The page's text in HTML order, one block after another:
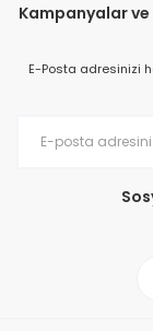
Kampanyalar
E-Posta adresinizi